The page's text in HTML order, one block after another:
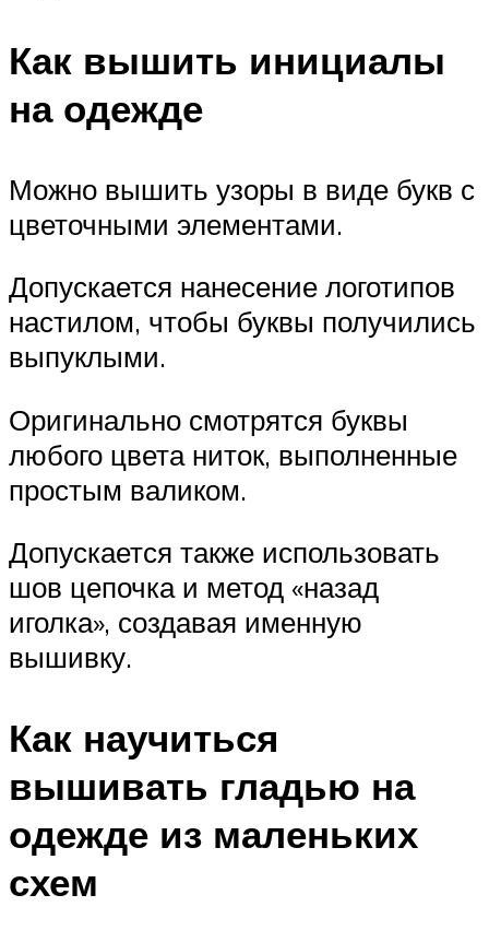
Как вышить инициалы
на одежде
Можно вышить узоры в виде букв с
цветочными элементами.
Допускается нанесение логотипов
настилом, чтобы буквы получились
выпуклыми.
Оригинально смотрятся буквы
любого цвета ниток, выполненные
простым валиком.
Допускается также использовать
шов цепочка и метод «назад
иголка», создавая именную
вышивку.
Как научиться
вышивать гладью на
одежде из маленьких
схем